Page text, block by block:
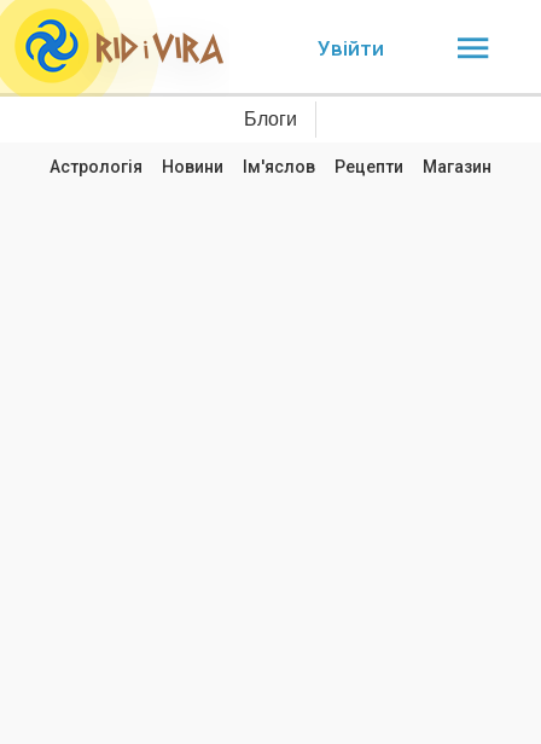
Увійти
Блоги
Астрологія Новини Ім'яслов Рецепти Магазин